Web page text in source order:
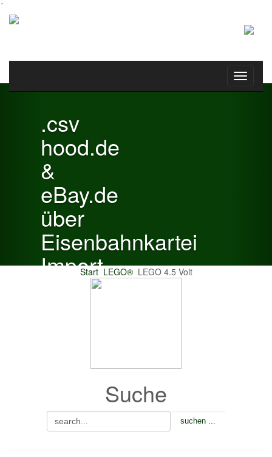
´
Toggle
.csv
hood.de
&
eBay.de
über
Eisenbahnkartei
Import
Previous
Start LEGO® LEGO 4.5 Volt
Suche